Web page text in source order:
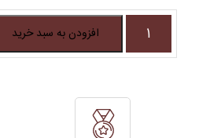
ماسک
افزودن به سبد خرید